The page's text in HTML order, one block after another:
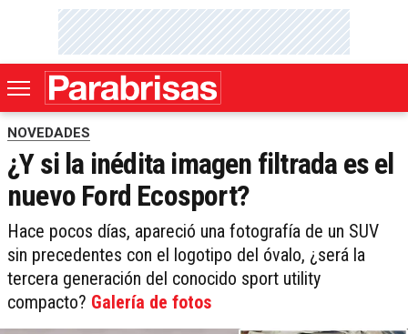
NOVEDADES
¿Y si la inédita imagen filtrada es el
nuevo Ford Ecosport?
Hace pocos días, apareció una fotografía de un SUV
sin precedentes con el logotipo del óvalo, ¿será la
tercera generación del conocido sport utility
compacto? Galería de fotos